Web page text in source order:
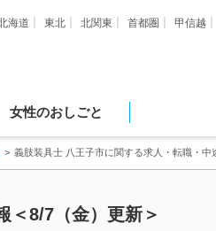
海道 東北 北関東 首都圏 甲信越
女性のおしごと
義肢装具士 八王子市に関する求人・転職・中
＜8/7（金）更新＞